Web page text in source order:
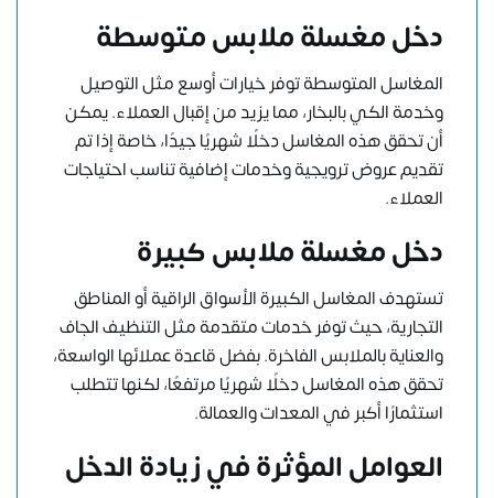
دخل مغسلة ملابس متوسطة
المغاسل المتوسطة توفر خيارات أوسع مثل التوصيل
وخدمة الكي بالبخار، مما يزيد من إقبال العملاء. يمكن
أن تحقق هذه المغاسل دخلًا شهريًا جيدًا، خاصة إذا تم
تقديم عروض ترويجية وخدمات إضافية تناسب احتياجات
العملاء.
دخل مغسلة ملابس كبيرة
تستهدف المغاسل الكبيرة الأسواق الراقية أو المناطق
التجارية، حيث توفر خدمات متقدمة مثل التنظيف الجاف
والعناية بالملابس الفاخرة. بفضل قاعدة عملائها الواسعة،
تحقق هذه المغاسل دخلًا شهريًا مرتفعًا، لكنها تتطلب
استثمارًا أكبر في المعدات والعمالة.
العوامل المؤثرة في زيادة الدخل